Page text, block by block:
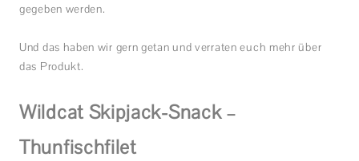
gegeben werden.
Und das haben wir gern getan und verraten euch mehr über
das Produkt.
Wildcat Skipjack-Snack –
Thunfischfilet